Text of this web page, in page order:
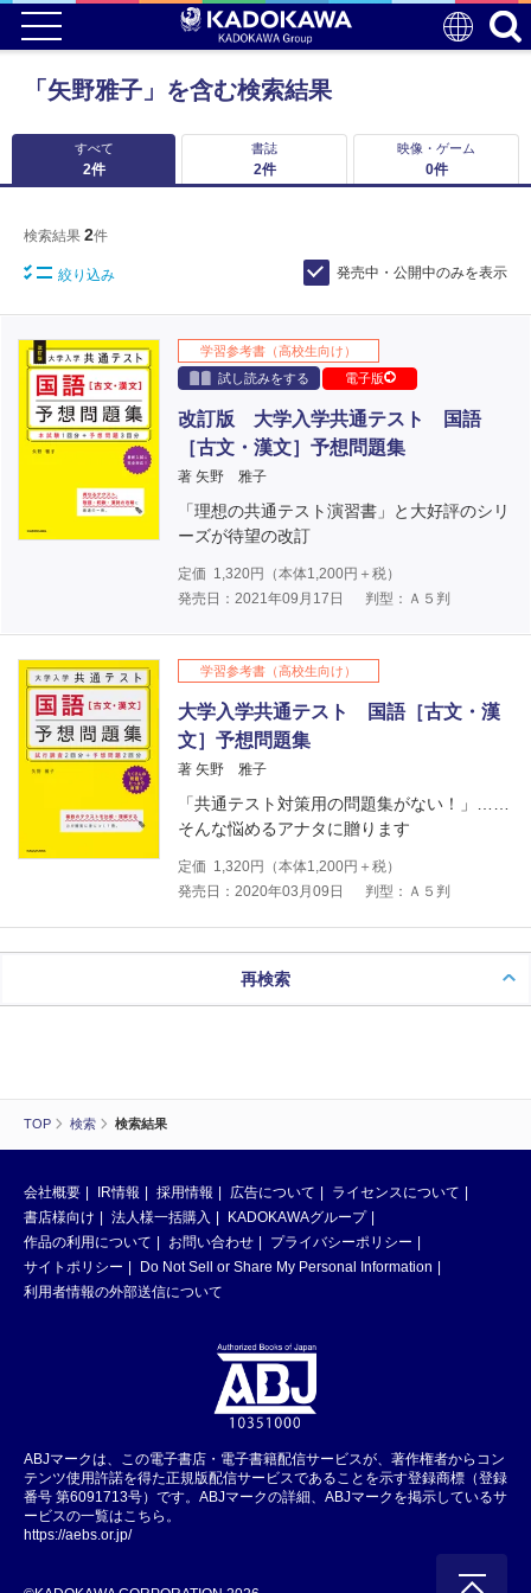
TOP 検索 検索結果
「矢野雅子」を含む検索結果
すべて
2件
書誌
2件
映像・ゲーム
0件
検索結果 2件
絞り込み 発売中・公開中のみを表示
学習参考書（高校生向け）
試し読みをする
電子版
改訂版 大学入学共通テスト 国語
［古文・漢文］予想問題集
著 矢野 雅子
「理想の共通テスト演習書」と大好評のシリ
ーズが待望の改訂
定価 1,320円（本体1,200円＋税）
発売日：2021年09月17日
判型：Ａ５判
学習参考書（高校生向け）
大学入学共通テスト 国語［古文・漢
文］予想問題集
著 矢野 雅子
「共通テスト対策用の問題集がない！」……
そんな悩めるアナタに贈ります
定価 1,320円（本体1,200円＋税）
発売日：2020年03月09日
判型：Ａ５判
再検索
会社概要 IR情報 採用情報 広告について
ライセンスについて
書店様向け
法人様一括購入
KADOKAWAグループ
作品の利用について
お問い合わせ
プライバシーポリシー
サイトポリシー
Do Not Sell or Share My Personal Information
利用者情報の外部送信について
ABJマークは、この電子書店・電子書籍配信サービスが、著作権者からコン
テンツ使用許諾を得た正規版配信サービスであることを示す登録商標（登録
番号 第6091713号）です。ABJマークの詳細、ABJマークを掲示しているサ
ービスの一覧はこちら。
https://aebs.or.jp/